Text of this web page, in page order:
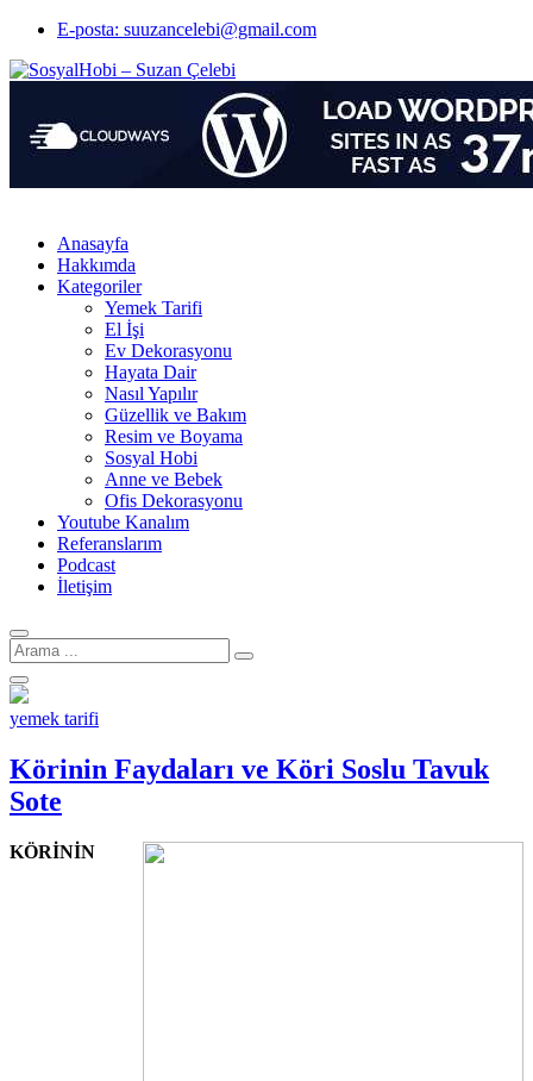
E-posta: suuzancelebi@gmail.com
Anasayfa
Hakkımda
Kategoriler
Yemek Tarifi
El İşi
Ev Dekorasyonu
Hayata Dair
Nasıl Yapılır
Güzellik ve Bakım
Resim ve Boyama
Sosyal Hobi
Anne ve Bebek
Ofis Dekorasyonu
Youtube Kanalım
Referanslarım
Podcast
İletişim
Arama
için:
yemek tarifi
Körinin Faydaları ve Köri Soslu Tavuk
Sote
KÖRİNİN